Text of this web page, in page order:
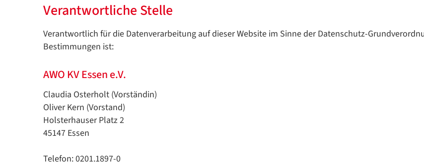
Verantwortliche Stelle
Verantwortlich für die Datenverarbeitung auf dieser Website im Sinne der Datenschutz-
Bestimmungen ist:
AWO KV Essen e.V.
Claudia Osterholt (Vorständin)
Oliver Kern (Vorstand)
Holsterhauser Platz 2
45147 Essen
Telefon: 0201.1897-0